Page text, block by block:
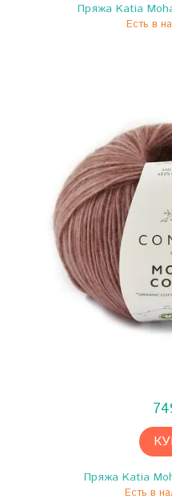
Пряжа Katia
Есть в
Пряжа Katia
Есть в